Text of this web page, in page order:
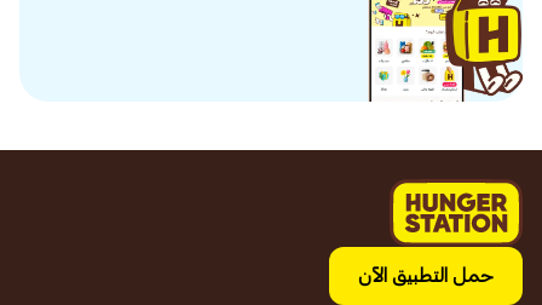
حمل التطبيق الآن